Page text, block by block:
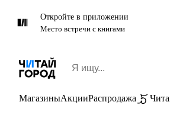
Откройте в приложении
Место встречи с книгами
МагазиныАкцииРаспродажа